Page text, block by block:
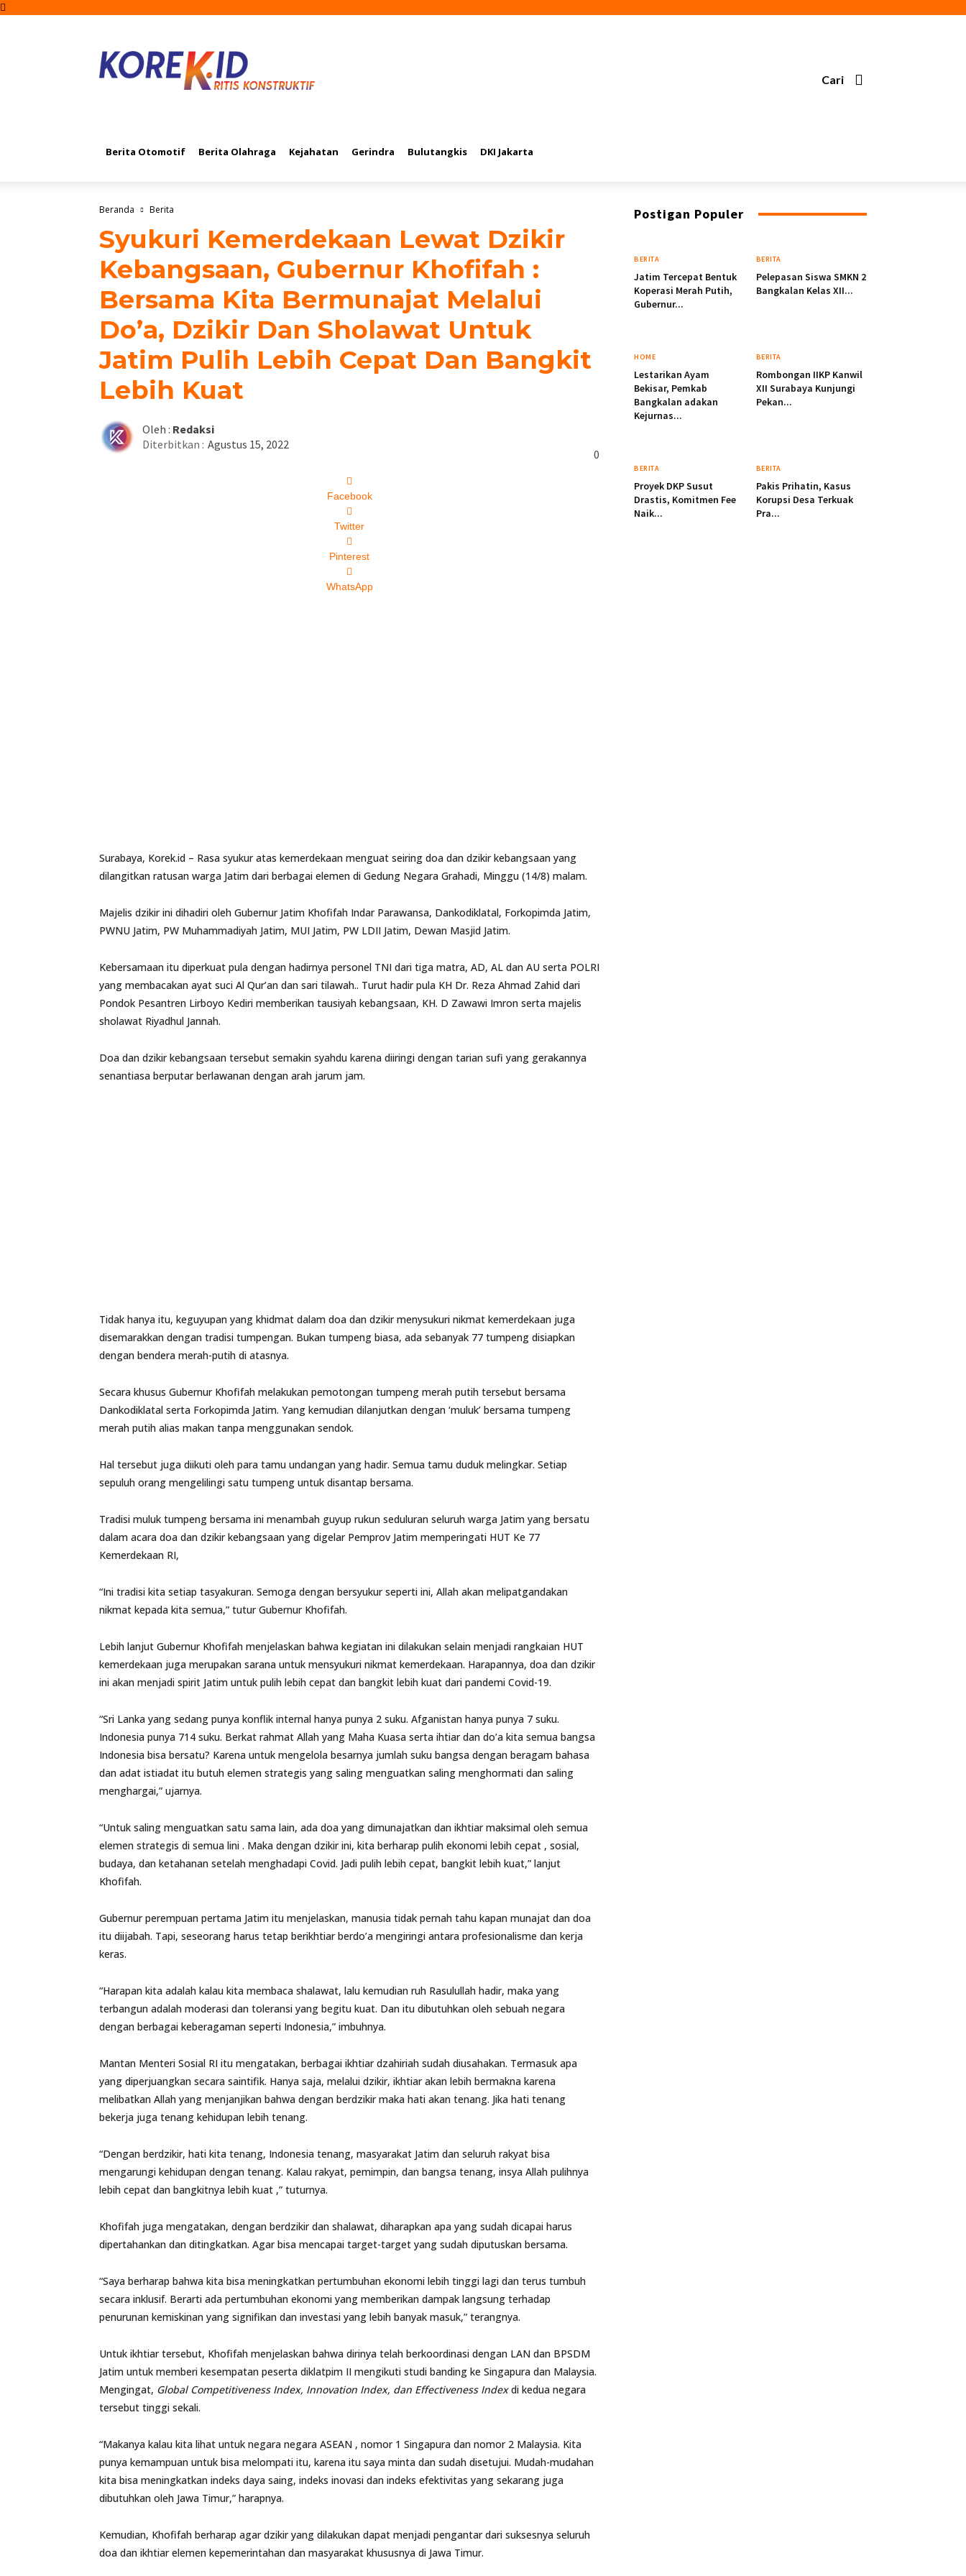
Cari
Berita Otomotif Berita Olahraga Kejahatan Gerindra Bulutangkis DKI Jakarta
Beranda Berita
Syukuri Kemerdekaan Lewat Dzikir
Kebangsaan, Gubernur Khofifah :
Bersama Kita Bermunajat Melalui
Do’a, Dzikir Dan Sholawat Untuk
Jatim Pulih Lebih Cepat Dan Bangkit
Lebih Kuat
Oleh : Redaksi
0
Diterbitkan : Agustus 15, 2022
Facebook
Twitter
Pinterest
WhatsApp
Surabaya, Korek.id – Rasa syukur atas kemerdekaan menguat seiring doa dan dzikir kebangsaan yang
dilangitkan ratusan warga Jatim dari berbagai elemen di Gedung Negara Grahadi, Minggu (14/8) malam.
Majelis dzikir ini dihadiri oleh Gubernur Jatim Khofifah Indar Parawansa, Dankodiklatal, Forkopimda Jatim,
PWNU Jatim, PW Muhammadiyah Jatim, MUI Jatim, PW LDII Jatim, Dewan Masjid Jatim.
Kebersamaan itu diperkuat pula dengan hadirnya personel TNI dari tiga matra, AD, AL dan AU serta POLRI
yang membacakan ayat suci Al Qur’an dan sari tilawah.. Turut hadir pula KH Dr. Reza Ahmad Zahid dari
Pondok Pesantren Lirboyo Kediri memberikan tausiyah kebangsaan, KH. D Zawawi Imron serta majelis
sholawat Riyadhul Jannah.
Doa dan dzikir kebangsaan tersebut semakin syahdu karena diiringi dengan tarian sufi yang gerakannya
senantiasa berputar berlawanan dengan arah jarum jam.
Tidak hanya itu, keguyupan yang khidmat dalam doa dan dzikir menysukuri nikmat kemerdekaan juga
disemarakkan dengan tradisi tumpengan. Bukan tumpeng biasa, ada sebanyak 77 tumpeng disiapkan
dengan bendera merah-putih di atasnya.
Secara khusus Gubernur Khofifah melakukan pemotongan tumpeng merah putih tersebut bersama
Dankodiklatal serta Forkopimda Jatim. Yang kemudian dilanjutkan dengan ‘muluk’ bersama tumpeng
merah putih alias makan tanpa menggunakan sendok.
Hal tersebut juga diikuti oleh para tamu undangan yang hadir. Semua tamu duduk melingkar. Setiap
sepuluh orang mengelilingi satu tumpeng untuk disantap bersama.
Tradisi muluk tumpeng bersama ini menambah guyup rukun seduluran seluruh warga Jatim yang bersatu
dalam acara doa dan dzikir kebangsaan yang digelar Pemprov Jatim memperingati HUT Ke 77
Kemerdekaan RI,
“Ini tradisi kita setiap tasyakuran. Semoga dengan bersyukur seperti ini, Allah akan melipatgandakan
nikmat kepada kita semua,” tutur Gubernur Khofifah.
Lebih lanjut Gubernur Khofifah menjelaskan bahwa kegiatan ini dilakukan selain menjadi rangkaian HUT
kemerdekaan juga merupakan sarana untuk mensyukuri nikmat kemerdekaan. Harapannya, doa dan dzikir
ini akan menjadi spirit Jatim untuk pulih lebih cepat dan bangkit lebih kuat dari pandemi Covid-19.
“Sri Lanka yang sedang punya konflik internal hanya punya 2 suku. Afganistan hanya punya 7 suku.
Indonesia punya 714 suku. Berkat rahmat Allah yang Maha Kuasa serta ihtiar dan do’a kita semua bangsa
Indonesia bisa bersatu? Karena untuk mengelola besarnya jumlah suku bangsa dengan beragam bahasa
dan adat istiadat itu butuh elemen strategis yang saling menguatkan saling menghormati dan saling
menghargai,” ujarnya.
“Untuk saling menguatkan satu sama lain, ada doa yang dimunajatkan dan ikhtiar maksimal oleh semua
elemen strategis di semua lini . Maka dengan dzikir ini, kita berharap pulih ekonomi lebih cepat , sosial,
budaya, dan ketahanan setelah menghadapi Covid. Jadi pulih lebih cepat, bangkit lebih kuat,” lanjut
Khofifah.
Gubernur perempuan pertama Jatim itu menjelaskan, manusia tidak pernah tahu kapan munajat dan doa
itu diijabah. Tapi, seseorang harus tetap berikhtiar berdo’a mengiringi antara profesionalisme dan kerja
keras.
“Harapan kita adalah kalau kita membaca shalawat, lalu kemudian ruh Rasulullah hadir, maka yang
terbangun adalah moderasi dan toleransi yang begitu kuat. Dan itu dibutuhkan oleh sebuah negara
dengan berbagai keberagaman seperti Indonesia,” imbuhnya.
Mantan Menteri Sosial RI itu mengatakan, berbagai ikhtiar dzahiriah sudah diusahakan. Termasuk apa
yang diperjuangkan secara saintifik. Hanya saja, melalui dzikir, ikhtiar akan lebih bermakna karena
melibatkan Allah yang menjanjikan bahwa dengan berdzikir maka hati akan tenang. Jika hati tenang
bekerja juga tenang kehidupan lebih tenang.
“Dengan berdzikir, hati kita tenang, Indonesia tenang, masyarakat Jatim dan seluruh rakyat bisa
mengarungi kehidupan dengan tenang. Kalau rakyat, pemimpin, dan bangsa tenang, insya Allah pulihnya
lebih cepat dan bangkitnya lebih kuat ,” tuturnya.
Khofifah juga mengatakan, dengan berdzikir dan shalawat, diharapkan apa yang sudah dicapai harus
dipertahankan dan ditingkatkan. Agar bisa mencapai target-target yang sudah diputuskan bersama.
“Saya berharap bahwa kita bisa meningkatkan pertumbuhan ekonomi lebih tinggi lagi dan terus tumbuh
secara inklusif. Berarti ada pertumbuhan ekonomi yang memberikan dampak langsung terhadap
penurunan kemiskinan yang signifikan dan investasi yang lebih banyak masuk,” terangnya.
Untuk ikhtiar tersebut, Khofifah menjelaskan bahwa dirinya telah berkoordinasi dengan LAN dan BPSDM
Jatim untuk memberi kesempatan peserta diklatpim II mengikuti studi banding ke Singapura dan Malaysia.
Mengingat, Global Competitiveness Index, Innovation Index, dan Effectiveness Indexdi kedua negara
tersebut tinggi sekali.
“Makanya kalau kita lihat untuk negara negara ASEAN , nomor 1 Singapura dan nomor 2 Malaysia. Kita
punya kemampuan untuk bisa melompati itu, karena itu saya minta dan sudah disetujui. Mudah-mudahan
kita bisa meningkatkan indeks daya saing, indeks inovasi dan indeks efektivitas yang sekarang juga
dibutuhkan oleh Jawa Timur,” harapnya.
Kemudian, Khofifah berharap agar dzikir yang dilakukan dapat menjadi pengantar dari suksesnya seluruh
doa dan ikhtiar elemen kepemerintahan dan masyarakat khususnya di Jawa Timur.
Postigan Populer
BERITA
Jatim Tercepat Bentuk
Koperasi Merah Putih,
Gubernur...
BERITA
Pelepasan Siswa SMKN 2
Bangkalan Kelas XII...
HOME
Lestarikan Ayam
Bekisar, Pemkab
Bangkalan adakan
Kejurnas...
BERITA
Rombongan IIKP Kanwil
XII Surabaya Kunjungi
Pekan...
BERITA
Proyek DKP Susut
Drastis, Komitmen Fee
Naik...
BERITA
Pakis Prihatin, Kasus
Korupsi Desa Terkuak
Pra...